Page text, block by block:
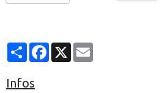
PartagerFacebook
X
Infos